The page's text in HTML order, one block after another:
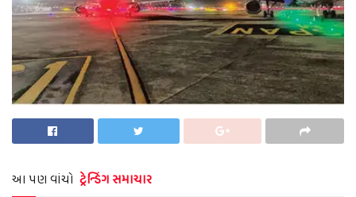
આ પણ વાંચો ટ્રેન્ડિંગ સમાચાર